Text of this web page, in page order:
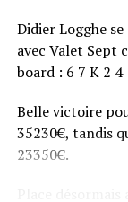
RELATED TOPICS:
UP NEXT
DON'T MISS
ACFPoker Tour
Didier Logghe
avec Valet Sept
board : 6 7 K 2 4
Belle victoire
35230€, tandis
23350€.